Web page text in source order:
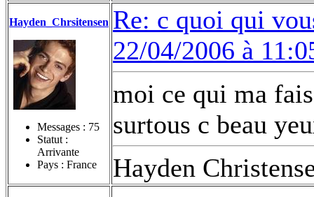
Hayden_Chrsitensen
Messages : 75
Statut :
Arrivante
Pays : France
Re: c quoi qui
22/04/2006 à
moi ce qui ma
surtous c beau
Hayden